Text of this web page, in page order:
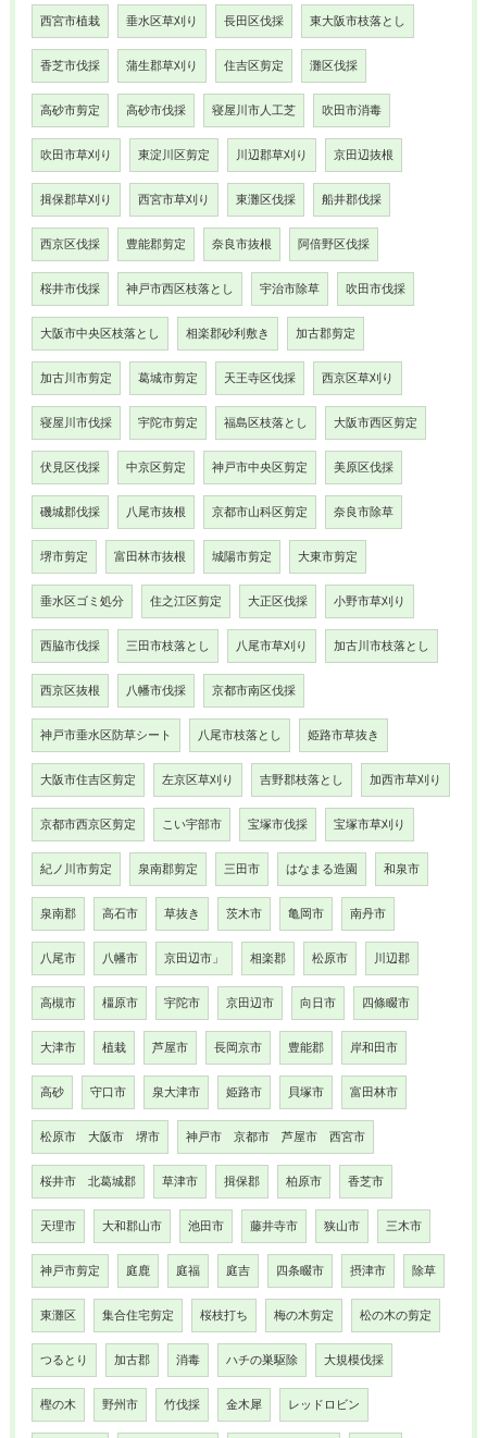
西宮市植栽 垂水区草刈り 長田区伐採 東大阪市枝落とし
香芝市伐採 蒲生郡草刈り 住吉区剪定 灘区伐採
高砂市剪定 高砂市伐採 寝屋川市人工芝 吹田市消毒
吹田市草刈り 東淀川区剪定 川辺郡草刈り 京田辺抜根
揖保郡草刈り 西宮市草刈り 東灘区伐採 船井郡伐採
西京区伐採 豊能郡剪定 奈良市抜根 阿倍野区伐採
桜井市伐採 神戸市西区枝落とし 宇治市除草 吹田市伐採
大阪市中央区枝落とし 相楽郡砂利敷き 加古郡剪定
加古川市剪定 葛城市剪定 天王寺区伐採 西京区草刈り
寝屋川市伐採 宇陀市剪定 福島区枝落とし 大阪市西区剪定
伏見区伐採 中京区剪定 神戸市中央区剪定 美原区伐採
磯城郡伐採 八尾市抜根 京都市山科区剪定 奈良市除草
堺市剪定 富田林市抜根 城陽市剪定 大東市剪定
垂水区ゴミ処分 住之江区剪定 大正区伐採 小野市草刈り
西脇市伐採 三田市枝落とし 八尾市草刈り 加古川市枝落とし
西京区抜根 八幡市伐採 京都市南区伐採
神戸市垂水区防草シート 八尾市枝落とし 姫路市草抜き
大阪市住吉区剪定 左京区草刈り 吉野郡枝落とし 加西市草刈り
京都市西京区剪定 こい宇部市 宝塚市伐採 宝塚市草刈り
紀ノ川市剪定 泉南郡剪定 三田市 はなまる造園 和泉市
泉南郡 高石市 草抜き 茨木市 亀岡市 南丹市
八尾市 八幡市 京田辺市」 相楽郡 松原市 川辺郡
高槻市 橿原市 宇陀市 京田辺市 向日市 四條畷市
大津市 植栽 芦屋市 長岡京市 豊能郡 岸和田市
高砂 守口市 泉大津市 姫路市 貝塚市 富田林市
松原市 大阪市 堺市 神戸市 京都市 芦屋市 西宮市
桜井市 北葛城郡 草津市 揖保郡 柏原市 香芝市
天理市 大和郡山市 池田市 藤井寺市 狭山市 三木市
神戸市剪定 庭鹿 庭福 庭吉 四条畷市 摂津市 除草
東灘区 集合住宅剪定 桜枝打ち 梅の木剪定 松の木の剪定
つるとり 加古郡 消毒 ハチの巣駆除 大規模伐採
樫の木 野州市 竹伐採 金木犀 レッドロビン